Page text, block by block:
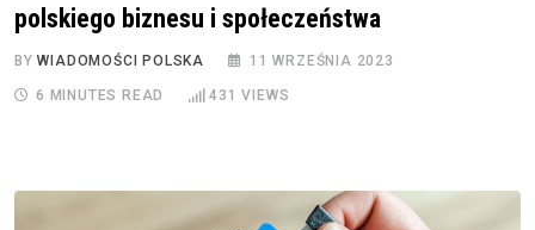
polskiego biznesu i społeczeństwa
BYWIADOMOŚCI POLSKA 11 WRZEŚNIA 2023
6 MINUTES READ 431 VIEWS